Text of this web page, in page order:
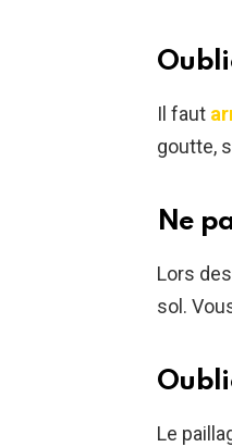
Il faut
goutte,
Ne
Lors
sol.
Le